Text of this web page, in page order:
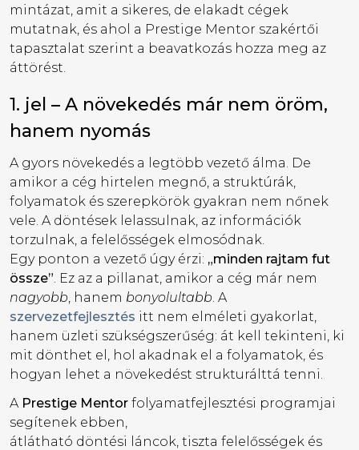
mintázat, amit a sikeres, de elakadt cégek
mutatnak, és ahol a Prestige Mentor szakértői
tapasztalat szerint a beavatkozás hozza meg az
áttörést.
1. jel – A növekedés már nem öröm,
hanem nyomás
A gyors növekedés a legtöbb vezető álma. De
amikor a cég hirtelen megnő, a struktúrák,
folyamatok és szerepkörök gyakran nem nőnek
vele. A döntések lelassulnak, az információk
torzulnak, a felelősségek elmosódnak.
Egy ponton a vezető úgy érzi: „minden rajtam fut
össze” . Ez az a pillanat, amikor a cég már nem
nagyobb , hanem bonyolultabb . A
szervezetfejlesztés itt nem elméleti gyakorlat,
hanem üzleti szükségszerűség: át kell tekinteni, ki
mit dönthet el, hol akadnak el a folyamatok, és
hogyan lehet a növekedést strukturálttá tenni.
A Prestige Mentor folyamatfejlesztési programjai
segítenek ebben,
átlátható döntési láncok, tiszta felelősségek és